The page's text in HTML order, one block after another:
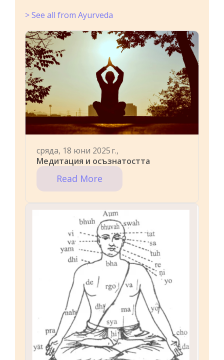
> See all from Ayurveda
сряда, 18 юни 2025 г.,
Медитация и осъзнатостта
Read More